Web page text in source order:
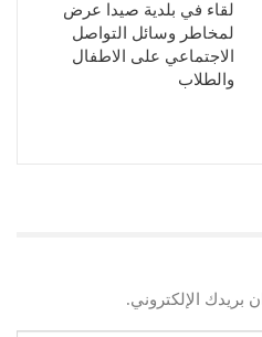
لقاء في بلدية صيدا عرض
لمخاطر وسائل التواصل
الاجتماعي على الاطفال
والطلاب
بريدك الإلكتروني.